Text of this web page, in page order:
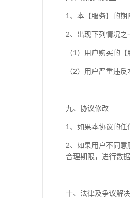
1 、本【服务】的期
2、出现下列情况之
（1 ）用户购买的【
（2）用户严重违反
九、协议修改
1 、如果本协议的任
2、如果用户不同
合理期限，进行数
十、法律及争议解决